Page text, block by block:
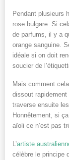
Pendant plusieurs
rose bulgare. Si
de parfums, il y a
orange sanguine.
idéale si on doit
soucier de
Mais comment
dissout
traverse ensuite
Honnêtement, si
aïoli ce n’est pas
L’artiste
célèbre le principe